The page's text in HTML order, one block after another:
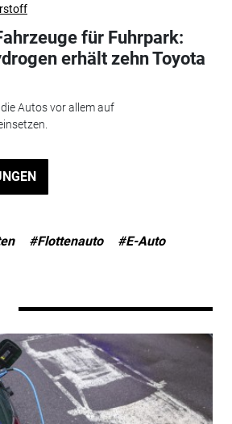
für Fuhrpark:
erhält zehn Toyota
Autos vor allem auf
#Flottenauto #E-Auto